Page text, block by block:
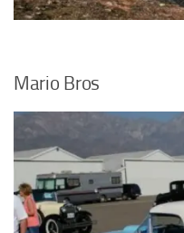
Mario Bros